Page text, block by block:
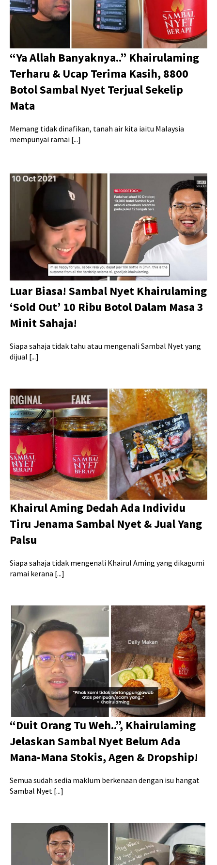
“Ya Allah Banyaknya..” Khairulaming
Terharu & Ucap Terima Kasih, 8800
Botol Sambal Nyet Terjual Sekelip
Mata
Memang tidak dinafikan, tanah air kita iaitu Malaysia
mempunyai ramai [...]
Luar Biasa! Sambal Nyet Khairulaming
‘Sold Out’ 10 Ribu Botol Dalam Masa 3
Minit Sahaja!
Siapa sahaja tidak tahu atau mengenali Sambal Nyet yang
dijual [...]
Khairul Aming Dedah Ada Individu
Tiru Jenama Sambal Nyet & Jual Yang
Palsu
Siapa sahaja tidak mengenali Khairul Aming yang dikagumi
ramai kerana [...]
“Duit Orang Tu Weh..”, Khairulaming
Jelaskan Sambal Nyet Belum Ada
Mana-Mana Stokis, Agen & Dropship!
Semua sudah sedia maklum berkenaan dengan isu hangat
Sambal Nyet [...]